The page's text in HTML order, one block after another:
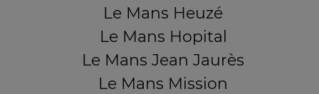
Le Mans Heuzé
Le Mans Hopital
Le Mans Jean Jaurès
Le Mans Mission